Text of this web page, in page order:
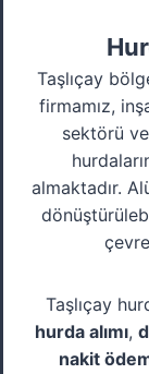
Taşlıçay
firmamız,
sektörü
almaktadır.
Taşlıçay
hurda alımı,
nakit